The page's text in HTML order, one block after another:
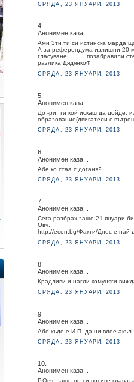
СРЯДА, 23 ЯНУАРИ, 2013
4.
Анонимен каза...
Ами 3ти ти си истинска марда
А за референдума излишни 20
гласуване...........позабравили
разлика ДядянкоФ
СРЯДА, 23 ЯНУАРИ, 2013
5.
Анонимен каза...
До -ри: ти кой искаш да дойде:
образование(двигатели с
СРЯДА, 23 ЯНУАРИ, 2013
6.
Анонимен каза...
Абе ко стаа с доганя?
СРЯДА, 23 ЯНУАРИ, 2013
7.
Анонимен каза...
Сега разбрах защо 21 януари
Овч.
http://econ.bg/Факти/Днес-е-най-
СРЯДА, 23 ЯНУАРИ, 2013
8.
Анонимен каза...
Крадливи и нагли комуняги-
СРЯДА, 23 ЯНУАРИ, 2013
9.
Анонимен каза...
Абе къде е И.П. да ни влее акъл...
СРЯДА, 23 ЯНУАРИ, 2013
10.
Анонимен каза...